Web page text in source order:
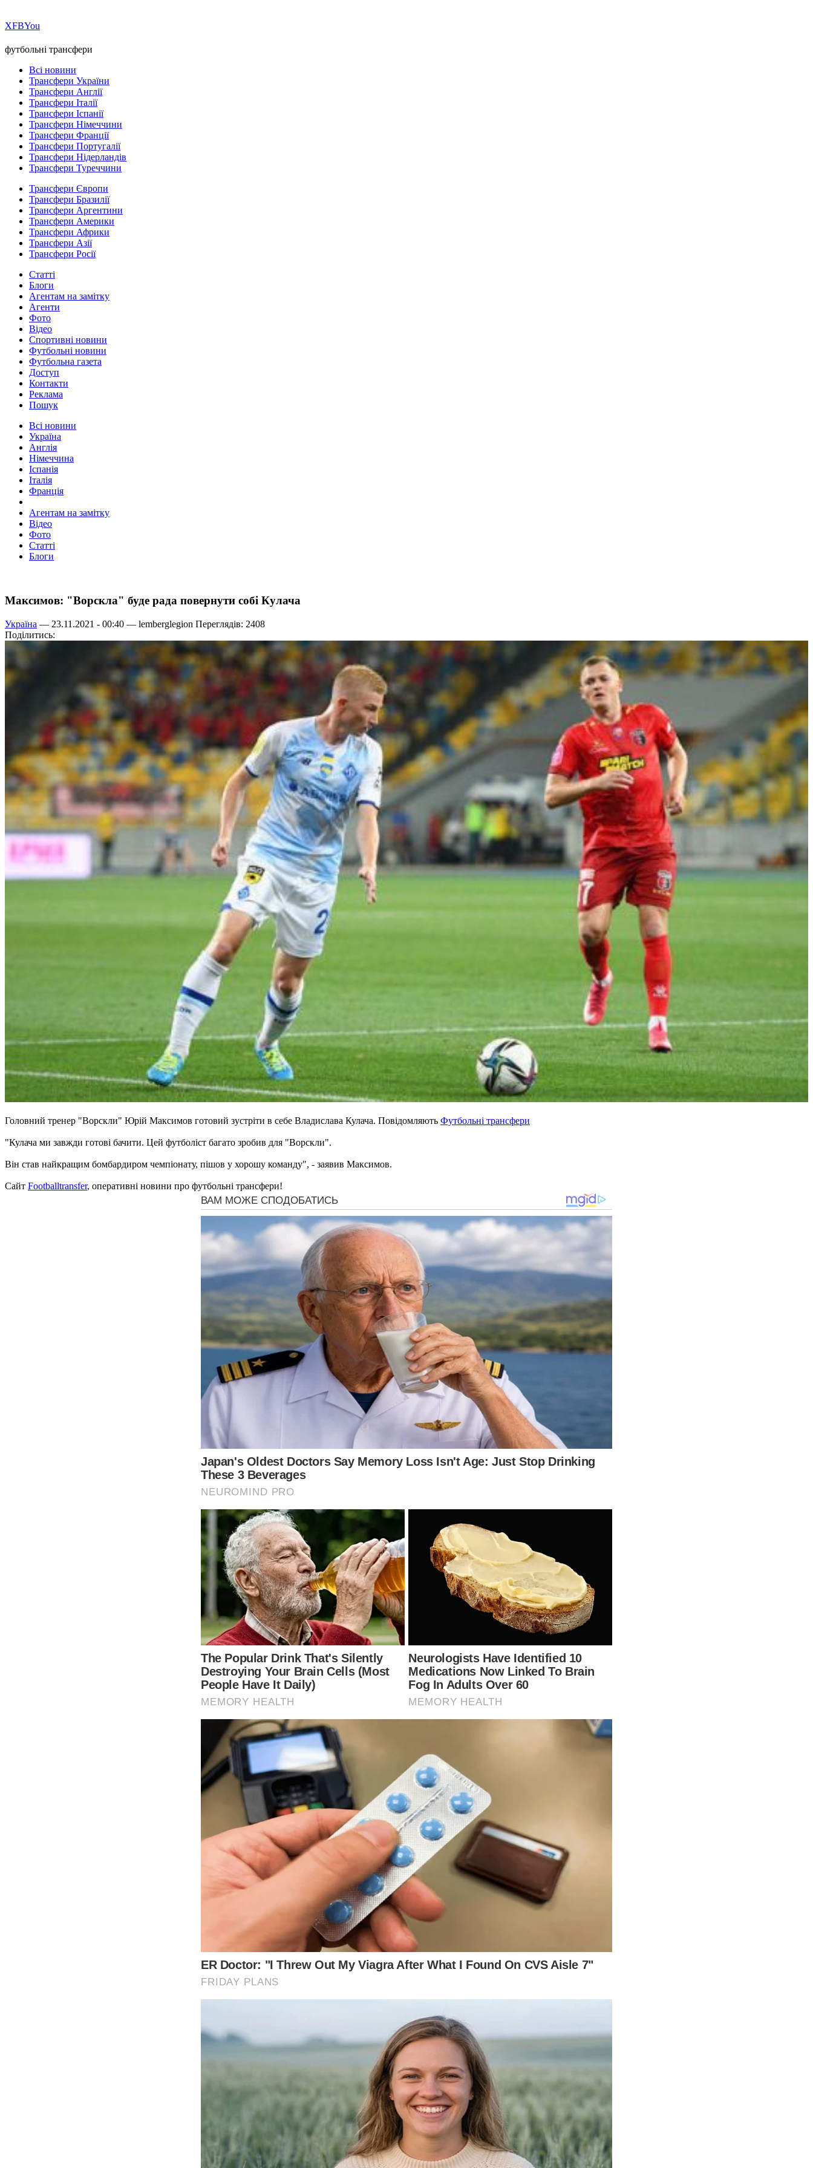
ХFBYou
футбольні трансфери
Всі новини
Трансфери України
Трансфери Англії
Трансфери Італії
Трансфери Іспанії
Трансфери Німеччини
Трансфери Франції
Трансфери Португалії
Трансфери Нідерландів
Трансфери Туреччини
Трансфери Європи
Трансфери Бразилії
Трансфери Аргентини
Трансфери Америки
Трансфери Африки
Трансфери Азії
Трансфери Росії
Статті
Блоги
Агентам на замітку
Агенти
Фото
Відео
Спортивні новини
Футбольні новини
Футбольна газета
Доступ
Контакти
Реклама
Пошук
Всі новини
Україна
Англія
Німеччина
Іспанія
Італія
Франція
Агентам на замітку
Відео
Фото
Статті
Блоги
Максимов: "Ворскла" буде рада повернути собі Кулача
Україна — 23.11.2021 - 00:40 — lemberglegion Переглядів: 2408
Поділитись:
Головний тренер "Ворскли" Юрій Максимов готовий зустріти в себе Владислава Кулача. Повідомляють Футбольні трансфери
"Кулача ми завжди готові бачити. Цей футболіст багато зробив для "Ворскли".
Він став найкращим бомбардиром чемпіонату, пішов у хорошу команду", - заявив Максимов.
Сайт Footballtransfer, оперативні новини про футбольні трансфери!